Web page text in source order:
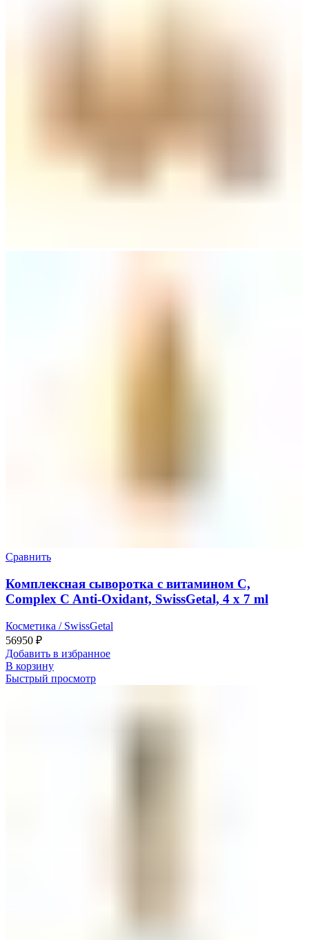
Сравнить
Комплексная сыворотка с витамином С,
Complex C Anti-Oxidant, SwissGetal, 4 х 7 ml
Косметика / SwissGetal
56950 ₽
Добавить в избранное
В корзину
Быстрый просмотр